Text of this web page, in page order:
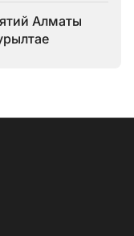
Алматы